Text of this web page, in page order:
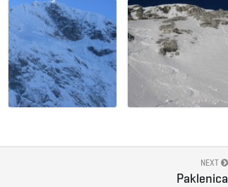
NEXT
Paklenica